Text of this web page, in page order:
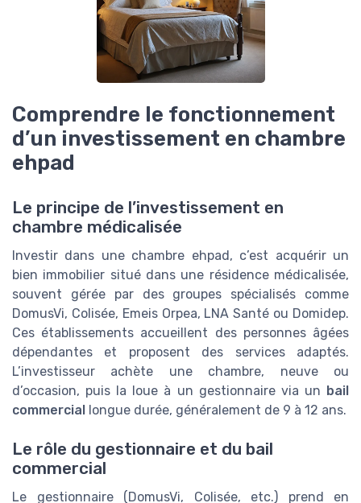
Comprendre le fonctionnement
d’un investissement en chambre
ehpad
Le principe de l’investissement en
chambre médicalisée
Investir dans une chambre ehpad, c’est acquérir un
bien immobilier situé dans une résidence médicalisée,
souvent gérée par des groupes spécialisés comme
DomusVi, Colisée, Emeis Orpea, LNA Santé ou Domidep.
Ces établissements accueillent des personnes âgées
dépendantes et proposent des services adaptés.
L’investisseur achète une chambre, neuve ou
d’occasion, puis la loue à un gestionnaire via un bail
commercial longue durée, généralement de 9 à 12 ans.
Le rôle du gestionnaire et du bail
commercial
Le gestionnaire (DomusVi, Colisée, etc.) prend en